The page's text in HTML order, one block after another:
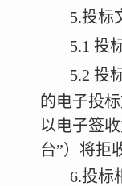
5.投标
5.1 投
5.2 投
的电子投
以电子签
台”）将拒
6.投标